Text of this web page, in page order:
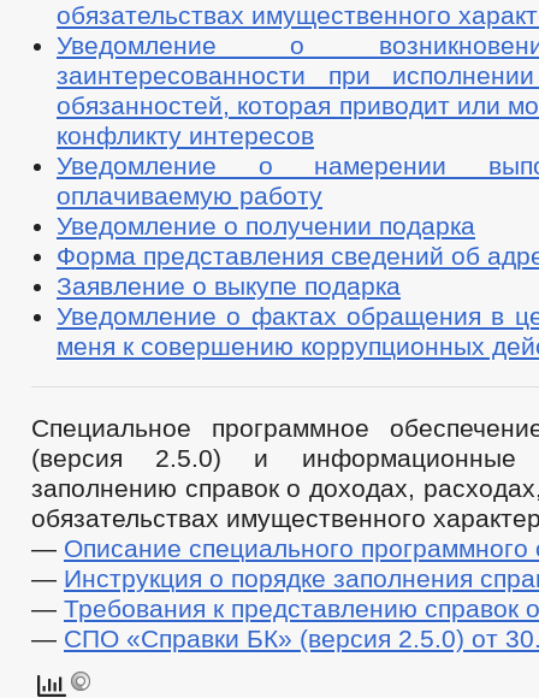
обязательствах имущественного
Уведомление о
заинтересованности при
обязанностей, которая приводит или
конфликту интересов
Уведомление о намерении
оплачиваемую работу
Уведомление о получении подарка
Форма представления сведений об
Заявление о выкупе подарка
Уведомление о фактах обращения в
меня к совершению коррупционных
Специальное программное
(версия 2.5.0) и информационные
заполнению справок о доходах,
обязательствах имущественного
— Описание специального программного
— Инструкция о порядке заполнения
— Требования к представлению справок
— СПО «Справки БК» (версия 2.5.0) от